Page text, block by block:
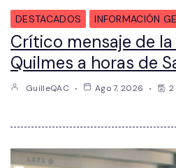
DESTACADOS INFORMACIÓN
Crítico mensaje de
Quilmes a horas de
GuilleQAC Ago 7, 2026 2